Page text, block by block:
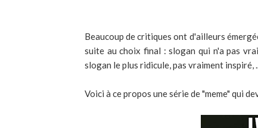
Beaucoup de critiques ont d'ailleurs
suite au choix final : slogan qui n'a pas
slogan le plus ridicule, pas vraiment inspiré,
Voici à ce propos une série de "meme" qui